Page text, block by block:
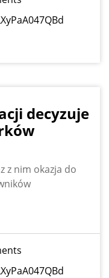
decyzuje
z nim okazja do